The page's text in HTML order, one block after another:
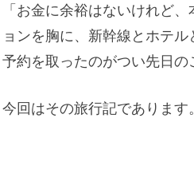
「お金に余裕はないけれど
ョンを胸に、新幹線とホテ
予約を取ったのがつい先日の
今回はその旅行記であります。